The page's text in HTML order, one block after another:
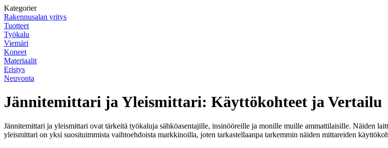
Kategorier
Rakennusalan yritys
Tuotteet
Työkalu
Viemäri
Koneet
Materiaalit
Eristys
Neuvonta
Jännitemittari ja Yleismittari: Käyttökohteet ja Vertailu
Jännitemittari ja yleismittari ovat tärkeitä työkaluja sähköasentajille, insinööreille ja monille muille ammattilaisille. Näiden
yleismittari on yksi suosituimmista vaihtoehdoista markkinoilla, joten tarkastellaanpa tarkemmin näiden mittareiden